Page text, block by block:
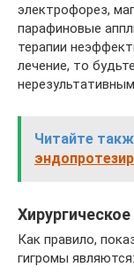
электрофорез,
парафиновые
терапии
лечение, то
нерезультативным.
Читайте
Как правило,
гигромы являются: